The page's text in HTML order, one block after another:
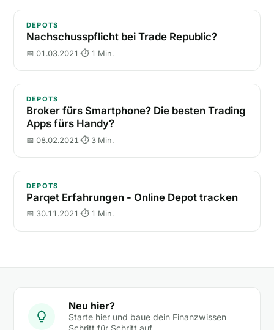
Nachschusspflicht bei Trade Republic?
DEPOTS
Nachschusspflicht bei Trade Republic?
📅 01.03.2021 ·⏱ 1 Min.
Broker fürs Smartphone? Die besten Trading Apps
DEPOTS
Broker fürs Smartphone? Die besten Trading
Apps fürs Handy?
📅 08.02.2021 ·⏱ 3 Min.
Parqet Erfahrungen - Online Depot tracken
DEPOTS
Parqet Erfahrungen - Online Depot tracken
📅 30.11.2021·⏱ 1 Min.
Neu hier?
Starte hier und baue dein Finanzwissen
Schritt für Schritt auf.